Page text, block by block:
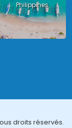
Philippines
droits réservés.